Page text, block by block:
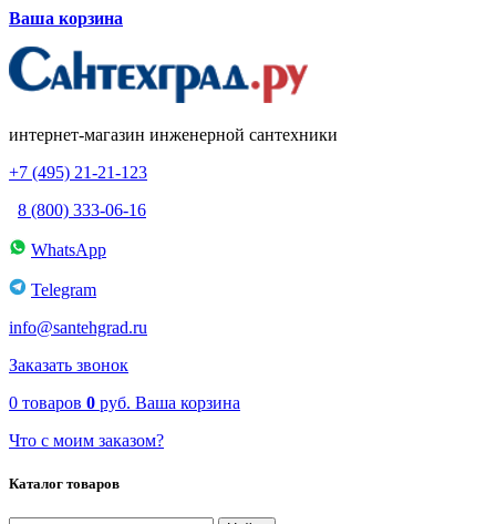
Ваша корзина
интернет-магазин инженерной сантехники
+7 (495) 21-21-123
8 (800) 333-06-16
WhatsApp
Telegram
info@santehgrad.ru
Заказать звонок
0 товаров 0 руб. Ваша корзина
Что с моим заказом?
Каталог товаров